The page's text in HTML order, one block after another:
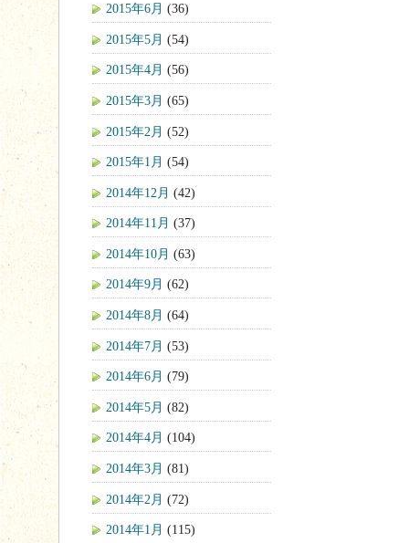
2015年6月 (36)
2015年5月 (54)
2015年4月 (56)
2015年3月 (65)
2015年2月 (52)
2015年1月 (54)
2014年12月 (42)
2014年11月 (37)
2014年10月 (63)
2014年9月 (62)
2014年8月 (64)
2014年7月 (53)
2014年6月 (79)
2014年5月 (82)
2014年4月 (104)
2014年3月 (81)
2014年2月 (72)
2014年1月 (115)